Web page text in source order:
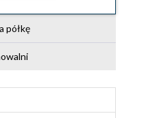
półkę